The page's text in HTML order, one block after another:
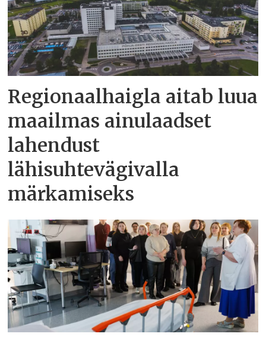
Regionaalhaigla aitab luua
maailmas ainulaadset
lahendust
lähisuhtevägivalla
märkamiseks